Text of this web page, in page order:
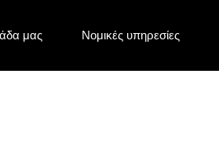
μας Νομικές υπηρεσίες